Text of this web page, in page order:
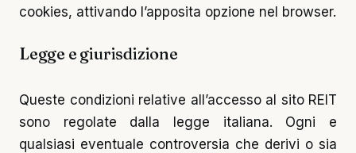
cookies, attivando l’apposita opzione nel browser.
Legge e giurisdizione
Queste condizioni relative all’accesso al sito REIT
sono regolate dalla legge italiana. Ogni e
qualsiasi eventuale controversia che derivi o sia